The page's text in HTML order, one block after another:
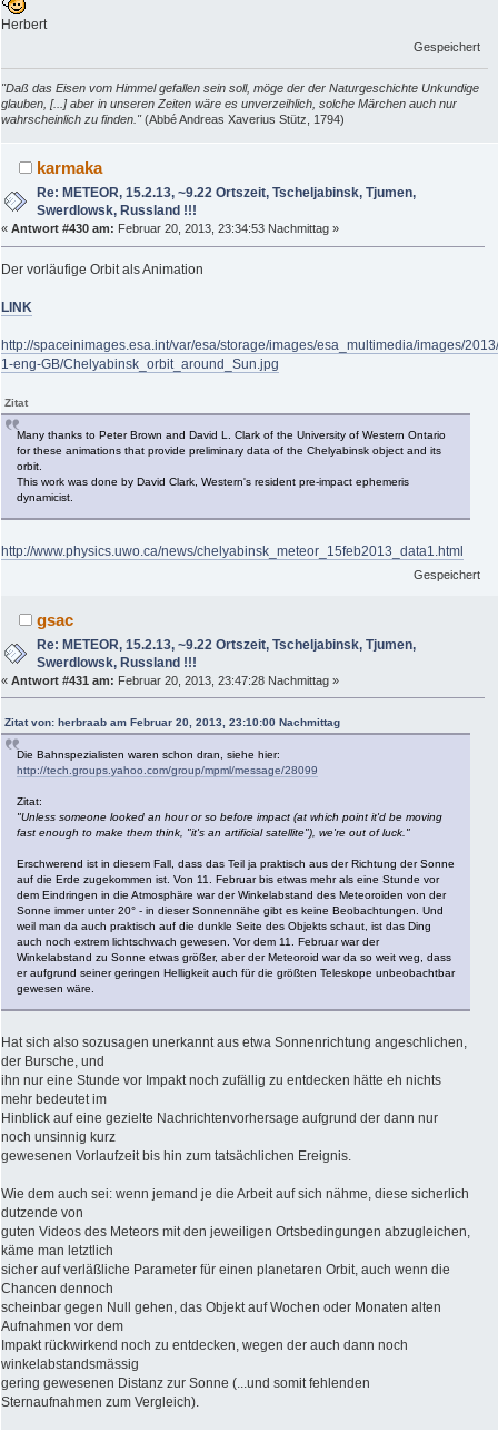
Herbert
Gespeichert
"Daß das Eisen vom Himmel gefallen sein soll, möge der der Naturgeschichte Unkundige
glauben, [...] aber in unseren Zeiten wäre es unverzeihlich, solche Märchen auch nur
wahrscheinlich zu finden."(Abbé Andreas Xaverius Stütz, 1794)
karmaka
Re: METEOR, 15.2.13, ~9.22 Ortszeit, Tscheljabinsk, Tjumen,
Swerdlowsk, Russland !!!
« Antwort #430 am: Februar 20, 2013, 23:34:53 Nachmittag »
Der vorläufige Orbit als Animation
LINK
http://spaceinimages.esa.int/var/esa/storage/images/esa_multimedia/images/
1-eng-GB/Chelyabinsk_orbit_around_Sun.jpg
Zitat
Many thanks to Peter Brown and David L. Clark of the University of Western Ontario
for these animations that provide preliminary data of the Chelyabinsk object and its
orbit.
This work was done by David Clark, Western's resident pre-impact ephemeris
dynamicist.
http://www.physics.uwo.ca/news/chelyabinsk_meteor_15feb2013_data1.html
Gespeichert
gsac
Re: METEOR, 15.2.13, ~9.22 Ortszeit, Tscheljabinsk, Tjumen,
Swerdlowsk, Russland !!!
« Antwort #431 am: Februar 20, 2013, 23:47:28 Nachmittag »
Zitat von: herbraab am Februar 20, 2013, 23:10:00 Nachmittag
Die Bahnspezialisten waren schon dran, siehe hier:
http://tech.groups.yahoo.com/group/mpml/message/28099
Zitat:
"Unless someone looked an hour or so before impact (at which point it'd be moving
fast enough to make them think, "it's an artificial satellite"), we're out of luck."
Erschwerend ist in diesem Fall, dass das Teil ja praktisch aus der Richtung der Sonne
auf die Erde zugekommen ist. Von 11. Februar bis etwas mehr als eine Stunde vor
dem Eindringen in die Atmosphäre war der Winkelabstand des Meteoroiden von der
Sonne immer unter 20° - in dieser Sonnennähe gibt es keine Beobachtungen. Und
weil man da auch praktisch auf die dunkle Seite des Objekts schaut, ist das Ding
auch noch extrem lichtschwach gewesen. Vor dem 11. Februar war der
Winkelabstand zu Sonne etwas größer, aber der Meteoroid war da so weit weg, dass
er aufgrund seiner geringen Helligkeit auch für die größten Teleskope unbeobachtbar
gewesen wäre.
Hat sich also sozusagen unerkannt aus etwa Sonnenrichtung angeschlichen,
der Bursche, und
ihn nur eine Stunde vor Impakt noch zufällig zu entdecken hätte eh nichts
mehr bedeutet im
Hinblick auf eine gezielte Nachrichtenvorhersage aufgrund der dann nur
noch unsinnig kurz
gewesenen Vorlaufzeit bis hin zum tatsächlichen Ereignis.
Wie dem auch sei: wenn jemand je die Arbeit auf sich nähme, diese sicherlich
dutzende von
guten Videos des Meteors mit den jeweiligen Ortsbedingungen abzugleichen,
käme man letztlich
sicher auf verläßliche Parameter für einen planetaren Orbit, auch wenn die
Chancen dennoch
scheinbar gegen Null gehen, das Objekt auf Wochen oder Monaten alten
Aufnahmen vor dem
Impakt rückwirkend noch zu entdecken, wegen der auch dann noch
winkelabstandsmässig
gering gewesenen Distanz zur Sonne (...und somit fehlenden
Sternaufnahmen zum Vergleich).